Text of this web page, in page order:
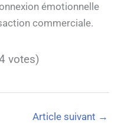
émotionnelle
commerciale.
votes)
Article suivant →